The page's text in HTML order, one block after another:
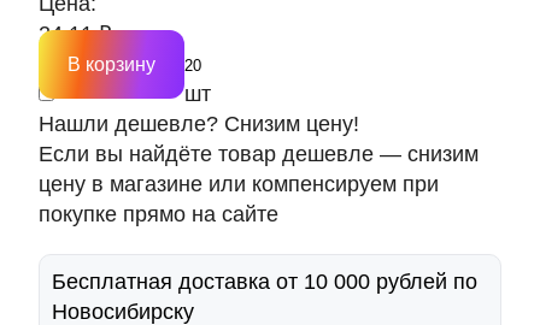
24.11 ₽
шт
В корзину
Нашли дешевле? Снизим цену!
Если вы найдёте товар дешевле — снизим
цену в магазине или компенсируем при
покупке прямо на сайте
Бесплатная доставка от 10 000 рублей по
Новосибирску